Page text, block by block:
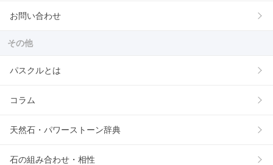
お問い合わせ
その他
パスクルとは
コラム
天然石・パワーストーン辞典
石の組み合わせ・相性